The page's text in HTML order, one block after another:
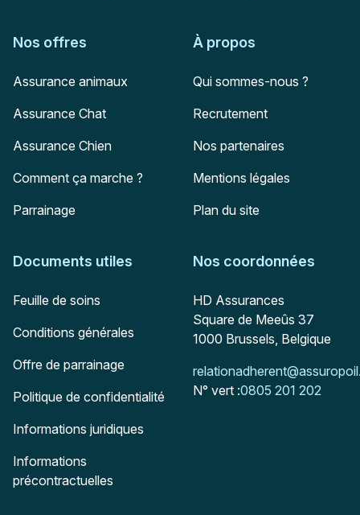
Nos offres
Assurance animaux
Assurance Chat
Assurance Chien
Comment ça marche ?
Parrainage
À propos
Qui sommes-nous ?
Recrutement
Nos partenaires
Mentions légales
Plan du site
Documents utiles
Feuille de soins
Conditions générales
Offre de parrainage
Politique de confidentialité
Informations juridiques
Informations
précontractuelles
Nos coordonnées
Adresse postale
HD Assurances
Square de Meeûs 37
1000 Brussels, Belgique
Mail :
N° vert :0805 201 202